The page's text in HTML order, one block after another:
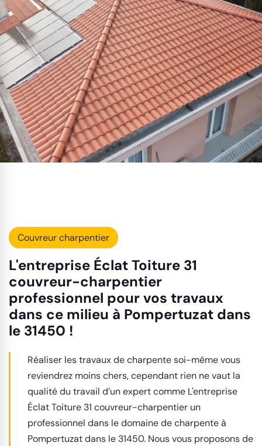
Couvreur charpentier
L'entreprise Éclat Toiture 31
couvreur-charpentier
professionnel pour vos travaux
dans ce milieu à Pompertuzat dans
le 31450 !
Réaliser les travaux de charpente soi-même vous
reviendrez moins chers, cependant rien ne vaut la
qualité du travail d’un expert comme L'entreprise
Éclat Toiture 31 couvreur-charpentier un
professionnel dans le domaine de charpente à
Pompertuzat dans le 31450. Nous vous proposons de